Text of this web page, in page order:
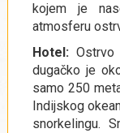
kojem je
atmosferu
Hotel:
dugačko je
samo 250
Indijskog
snorkelingu.